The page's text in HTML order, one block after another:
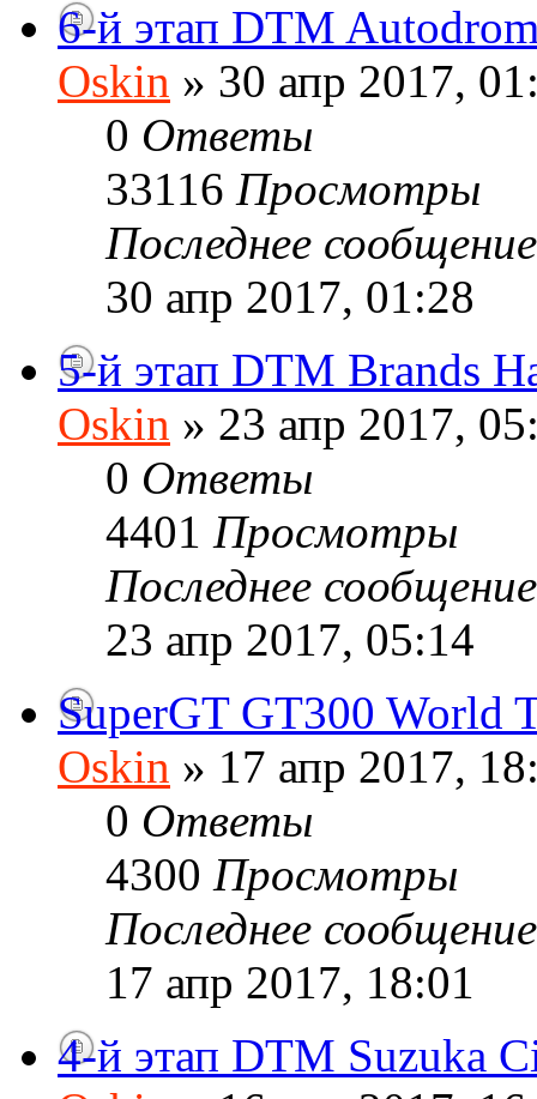
6-й этап DTM
Oskin » 30 апр 2017,
0 Ответы
33116 Просмотры
Последнее
30 апр 2017, 01:28
5-й этап DTM Brands
Oskin » 23 апр 2017,
0 Ответы
4401 Просмотры
Последнее
23 апр 2017, 05:14
SuperGT GT300 World
Oskin » 17 апр 2017,
0 Ответы
4300 Просмотры
Последнее
17 апр 2017, 18:01
4-й этап DTM Suzuka